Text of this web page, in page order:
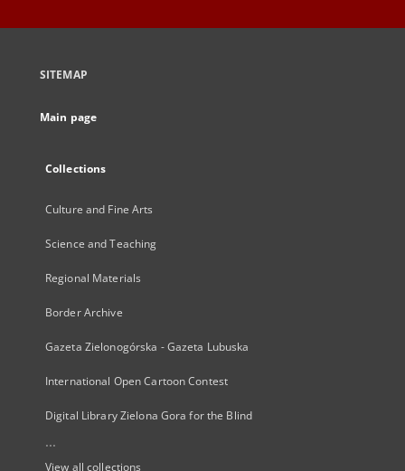
SITEMAP
Main page
Collections
Culture and Fine Arts
Science and Teaching
Regional Materials
Border Archive
Gazeta Zielonogórska - Gazeta Lubuska
International Open Cartoon Contest
Digital Library Zielona Gora for the Blind
...
View all collections